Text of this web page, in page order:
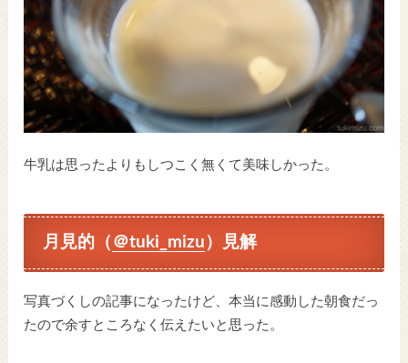
牛乳は思ったよりもしつこく無くて美味しかった。
月見的（ ＠tuki_mizu ）見解
写真づくしの記事になったけど、本当に感動した朝食だっ
たので余すところなく伝えたいと思った。